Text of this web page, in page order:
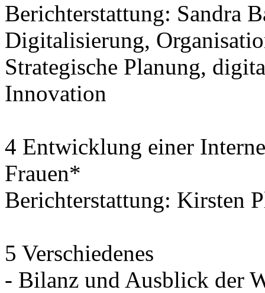
Berichterstattung: Sandra
Digitalisierung,
Strategische Planung,
Innovation
4 Entwicklung einer
Frauen*
Berichterstattung: Kirsten
5 Verschiedenes
- Bilanz und Ausblick der